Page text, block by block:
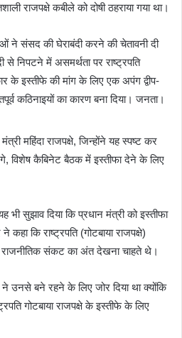
राजपक्षे कबीले को दोषी ठहराया गया था।
ने संसद की घेराबंदी करने की चेतावनी दी
से निपटने में असमर्थता पर राष्ट्रपति
के इस्तीफे की मांग के लिए एक अपंग द्वीप-
कठिनाइयों का कारण बना दिया। जनता।
महिंदा राजपक्षे, जिन्होंने यह स्पष्ट कर
विशेष कैबिनेट बैठक में इस्तीफा देने के लिए
सुझाव दिया कि प्रधान मंत्री को इस्तीफा
कि राष्ट्रपति (गोटबाया राजपक्षे)
संकट का अंत देखना चाहते थे।
ने उनसे बने रहने के लिए जोर दिया था क्योंकि
गोटबाया राजपक्षे के इस्तीफे के लिए